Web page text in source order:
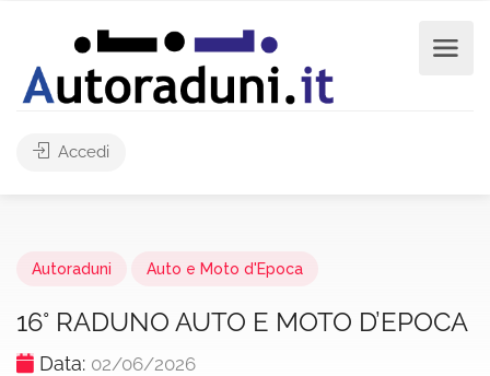
Accedi
Autoraduni Auto e Moto d'Epoca
16° RADUNO AUTO E MOTO D’EPOCA
Data: 02/06/2026